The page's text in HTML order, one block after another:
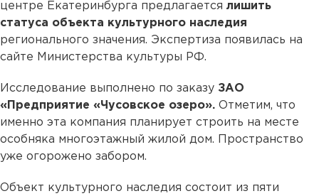
центре Екатеринбурга предлагается лишить
статуса объекта культурного наследия
регионального значения. Экспертиза появилась на
сайте Министерства культуры РФ.
Исследование выполнено по заказу ЗАО
«Предприятие «Чусовское озеро». Отметим, что
именно эта компания планирует строить на месте
особняка многоэтажный жилой дом. Пространство
уже огорожено забором.
Объект культурного наследия состоит из пяти